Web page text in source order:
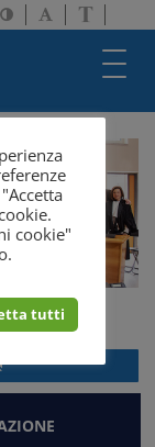
Attiva/disattiva
alto
Attiva/
dimensione
a
solo
cookie"
tutti